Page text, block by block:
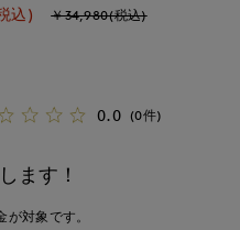
込) ￥34,980(税込)
0.0 (0件)
ます！
対象です。